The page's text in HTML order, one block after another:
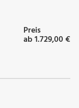
Preis
ab 1.729,00 €